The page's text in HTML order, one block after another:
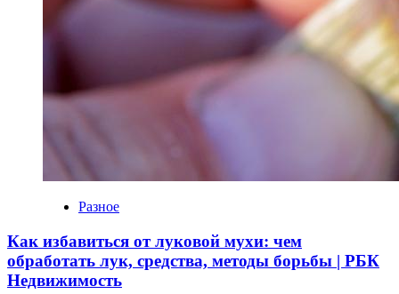
Разное
Как избавиться от луковой мухи: чем
обработать лук, средства, методы борьбы | РБК
Недвижимость